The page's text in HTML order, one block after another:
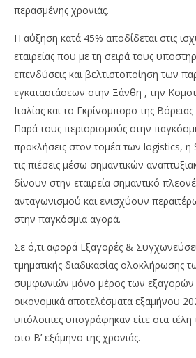
περασμένης χρονιάς.
Η αύξηση κατά 45% αποδίδεται στις
εταιρείας που με τη σειρά τους
επενδύσεις και βελτιστοποίηση των
εγκαταστάσεων στην Ξάνθη , την
Ιταλίας και το Γκρίνσμπορο της
Παρά τους περιορισμούς στην
προκλήσεις στον τομέα των logistics,
τις πιέσεις μέσω σημαντικών
δίνουν στην εταιρεία σημαντικό
ανταγωνισμού και ενισχύουν
στην παγκόσμια αγορά.
Σε ό,τι αφορά Εξαγορές &
τμηματικής διαδικασίας ολοκλήρωσης
συμφωνιών μόνο μέρος των εξαγορών
οικονομικά αποτελέσματα εξαμήνου
υπόλοιπες υπογράφηκαν είτε στα τέλη
στο Β’ εξάμηνο της χρονιάς.